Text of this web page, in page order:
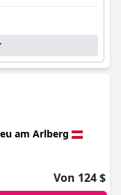
am Arlberg
Von 124 $